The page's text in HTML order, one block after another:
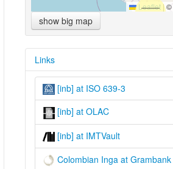
Leaflet|©
show big map
Links
[inb] at ISO 639-3
[inb] at OLAC
[inb] at IMTVault
Colombian Inga at Grambank